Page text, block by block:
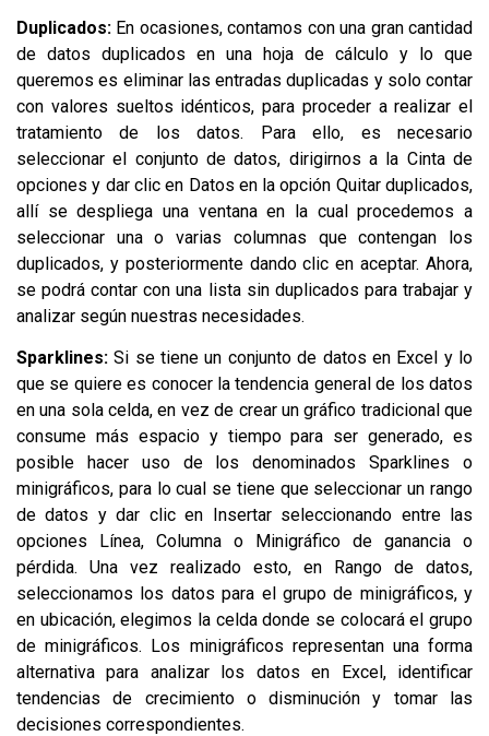
Duplicados: En ocasiones, contamos con una gran cantidad
de datos duplicados en una hoja de cálculo y lo que
queremos es eliminar las entradas duplicadas y solo contar
con valores sueltos idénticos, para proceder a realizar el
tratamiento de los datos. Para ello, es necesario
seleccionar el conjunto de datos, dirigirnos a la Cinta de
opciones y dar clic en Datos en la opción Quitar duplicados,
allí se despliega una ventana en la cual procedemos a
seleccionar una o varias columnas que contengan los
duplicados, y posteriormente dando clic en aceptar. Ahora,
se podrá contar con una lista sin duplicados para trabajar y
analizar según nuestras necesidades.
Sparklines: Si se tiene un conjunto de datos en Excel y lo
que se quiere es conocer la tendencia general de los datos
en una sola celda, en vez de crear un gráfico tradicional que
consume más espacio y tiempo para ser generado, es
posible hacer uso de los denominados Sparklines o
minigráficos, para lo cual se tiene que seleccionar un rango
de datos y dar clic en Insertar seleccionando entre las
opciones Línea, Columna o Minigráfico de ganancia o
pérdida. Una vez realizado esto, en Rango de datos,
seleccionamos los datos para el grupo de minigráficos, y
en ubicación, elegimos la celda donde se colocará el grupo
de minigráficos. Los minigráficos representan una forma
alternativa para analizar los datos en Excel, identificar
tendencias de crecimiento o disminución y tomar las
decisiones correspondientes.